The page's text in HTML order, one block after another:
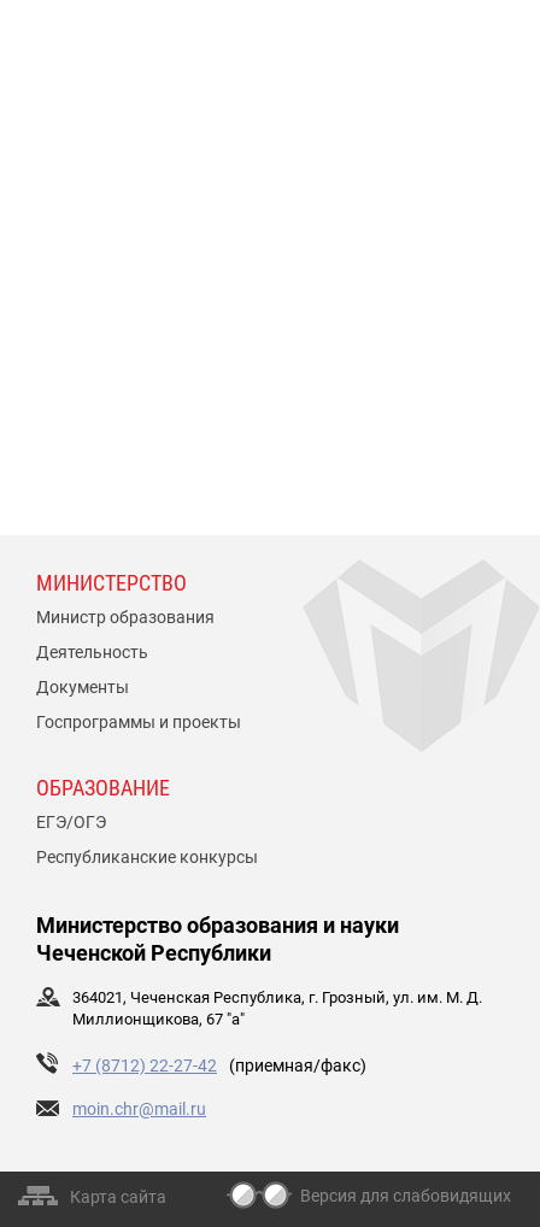
МИНИСТЕРСТВО
Министр образования
Деятельность
Документы
Госпрограммы и проекты
ОБРАЗОВАНИЕ
ЕГЭ/ОГЭ
Республиканские конкурсы
Министерство образования и науки
Чеченской Республики
364021, Чеченская Республика, г. Грозный, ул. им. М. Д.
Миллионщикова, 67 "а"
+7 (8712) 22-27-42 (приемная/факс)
moin.chr@mail.ru
Карта сайта Версия для слабовидящих